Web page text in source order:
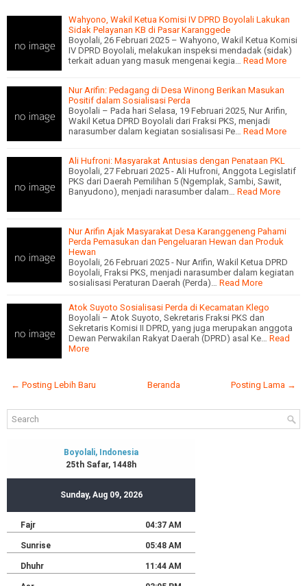
Wahyono, Wakil Ketua Komisi IV DPRD Boyolali Lakukan
Sidak Pelayanan KB di Pasar Karanggede
Boyolali, 26 Februari 2025 – Wahyono, Wakil Ketua Komisi
IV DPRD Boyolali, melakukan inspeksi mendadak (sidak)
terkait aduan yang masuk mengenai kegia…
Read More
Nur Arifin: Pedagang di Desa Winong Berikan Masukan
Positif dalam Sosialisasi Perda
Boyolali – Pada hari Selasa, 19 Februari 2025, Nur Arifin,
Wakil Ketua DPRD Boyolali dari Fraksi PKS, menjadi
narasumber dalam kegiatan sosialisasi Pe…
Read More
Ali Hufroni: Masyarakat Antusias dengan Penataan PKL
Boyolali, 27 Februari 2025 - Ali Hufroni, Anggota Legislatif
PKS dari Daerah Pemilihan 5 (Ngemplak, Sambi, Sawit,
Banyudono), menjadi narasumber dalam…
Read More
Nur Arifin Ajak Masyarakat Desa Karanggeneng Pahami
Perda Pemasukan dan Pengeluaran Hewan dan Produk
Hewan
Boyolali, 26 Februari 2025 - Nur Arifin, Wakil Ketua DPRD
Boyolali, Fraksi PKS, menjadi narasumber dalam kegiatan
sosialisasi Peraturan Daerah (Perda)…
Read More
Atok Suyoto Sosialisasi Perda di Kecamatan Klego
Boyolali – Atok Suyoto, Sekretaris Fraksi PKS dan
Sekretaris Komisi II DPRD, yang juga merupakan anggota
Dewan Perwakilan Rakyat Daerah (DPRD) asal Ke…
Read
More
← Posting Lebih Baru Posting Lama →
Beranda